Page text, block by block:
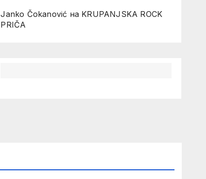
Janko Čokanović на KRUPANJSKA ROCK
PRIČA